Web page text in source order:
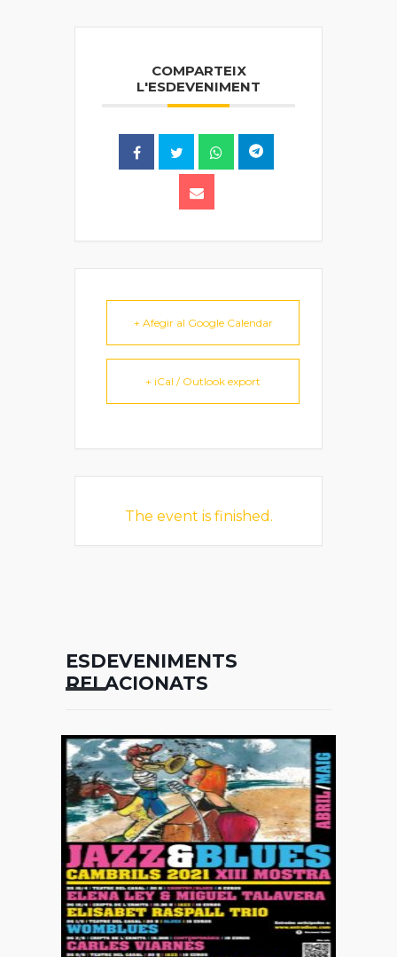
COMPARTEIX
L'ESDEVENIMENT
+ Afegir al Google Calendar
+ iCal / Outlook export
The event is finished.
ESDEVENIMENTS
RELACIONATS